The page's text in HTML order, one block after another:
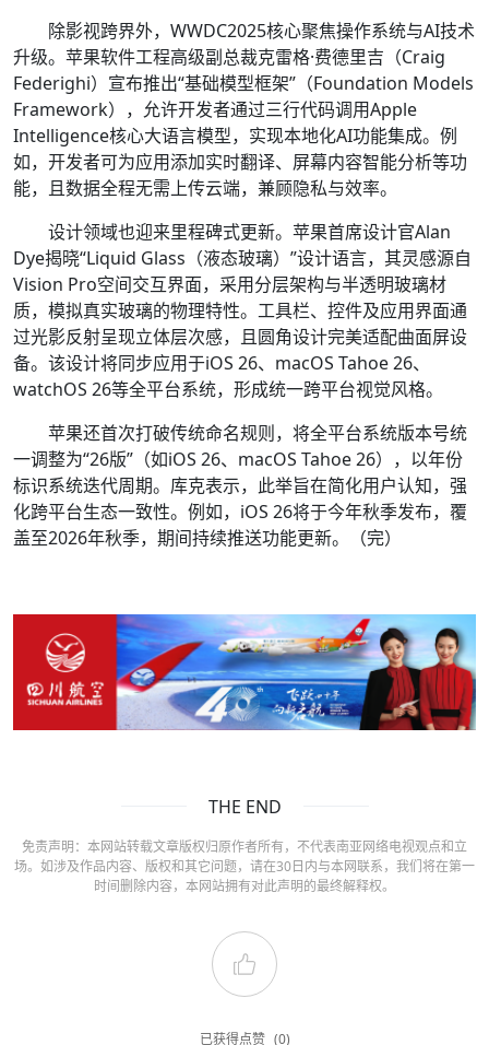
除影视跨界外，WWDC2025核心聚焦操作系统与AI技术
升级。苹果软件工程高级副总裁克雷格·费德里吉（Craig
Federighi）宣布推出“基础模型框架”（Foundation Models
Framework），允许开发者通过三行代码调用Apple
Intelligence核心大语言模型，实现本地化AI功能集成。例
如，开发者可为应用添加实时翻译、屏幕内容智能分析等功
能，且数据全程无需上传云端，兼顾隐私与效率。
设计领域也迎来里程碑式更新。苹果首席设计官Alan
Dye揭晓“Liquid Glass（液态玻璃）”设计语言，其灵感源自
Vision Pro空间交互界面，采用分层架构与半透明玻璃材
质，模拟真实玻璃的物理特性。工具栏、控件及应用界面通
过光影反射呈现立体层次感，且圆角设计完美适配曲面屏设
备。该设计将同步应用于iOS 26、macOS Tahoe 26、
watchOS 26等全平台系统，形成统一跨平台视觉风格。
苹果还首次打破传统命名规则，将全平台系统版本号统
一调整为“26版”（如iOS 26、macOS Tahoe 26），以年份
标识系统迭代周期。库克表示，此举旨在简化用户认知，强
化跨平台生态一致性。例如，iOS 26将于今年秋季发布，覆
盖至2026年秋季，期间持续推送功能更新。（完）
THE END
免责声明：本网站转载文章版权归原作者所有，不代表南亚网络电视观点和立
场。如涉及作品内容、版权和其它问题，请在30日内与本网联系，我们将在第一
时间删除内容，本网站拥有对此声明的最终解释权。
已获得点赞 (0)